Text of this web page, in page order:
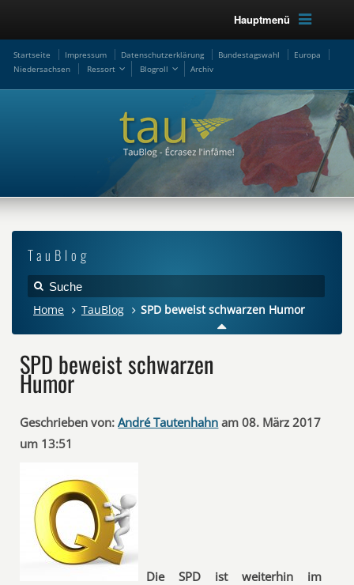
Hauptmenü
Startseite Impressum Datenschutzerklärung Bundestagswahl
Europa
Niedersachsen
Ressort Blogroll Archiv
TauBlog
Home TauBlog SPD beweist schwarzen Humor
SPD beweist schwarzen
Humor
Geschrieben von: André Tautenhahn am 08. März 2017
um 13:51
Die SPD ist weiterhin im